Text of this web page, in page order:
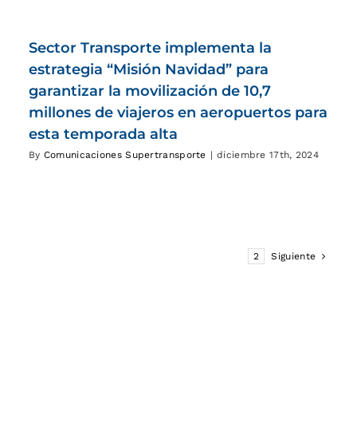
Sector Transporte implementa la
estrategia “Misión Navidad” para
garantizar la movilización de 10,7
millones de viajeros en aeropuertos para
esta temporada alta
By Comunicaciones Supertransporte | diciembre 17th, 2024
2 Siguiente